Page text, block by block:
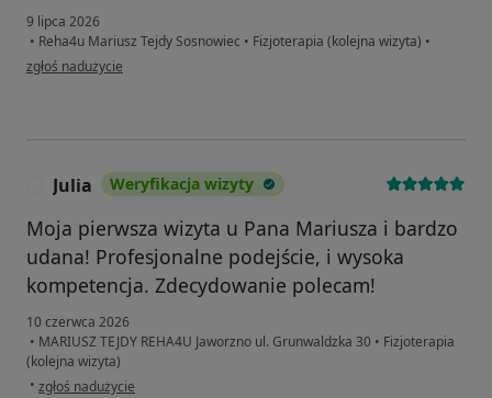
9 lipca 2026
• Reha4u Mariusz Tejdy Sosnowiec • Fizjoterapia (kolejna wizyta) •
w opinii użytkownika Michał
zgłoś nadużycie
Julia Weryfikacja wizyty
Moja pierwsza wizyta u Pana Mariusza i bardzo
udana! Profesjonalne podejście, i wysoka
kompetencja. Zdecydowanie polecam!
10 czerwca 2026
• MARIUSZ TEJDY REHA4U Jaworzno ul. Grunwaldzka 30 • Fizjoterapia
(kolejna wizyta)
• w opinii użytkownika Julia
zgłoś nadużycie